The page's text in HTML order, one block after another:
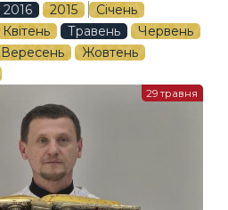
2016 2015
Січень
Квітень Травень
Червень
Вересень
Жовтень
29 травня